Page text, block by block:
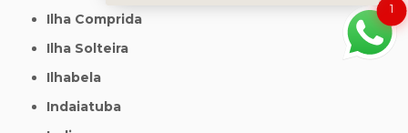
Ilha Comprida
Ilha Solteira
Ilhabela
Indaiatuba
1